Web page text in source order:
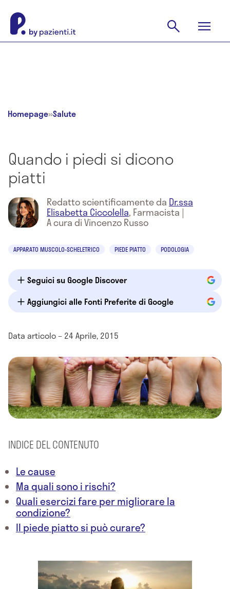
Homepage»Salute
Quando i piedi si dicono
piatti
Redatto scientificamente da Dr.ssa
Elisabetta Ciccolella, Farmacista |
A cura di Vincenzo Russo
APPARATO MUSCOLO-SCHELETRICO PIEDE PIATTO PODOLOGIA
Seguici su Google Discover
Aggiungici alle Fonti Preferite di Google
Data articolo – 24 Aprile, 2015
INDICE DEL CONTENUTO
Le cause
Ma quali sono i rischi?
Quali esercizi fare per migliorare la
condizione?
Il piede piatto si può curare?